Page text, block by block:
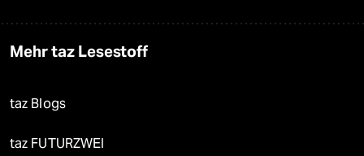
Mehr taz Lesestoff
taz Blogs
taz FUTURZWEI